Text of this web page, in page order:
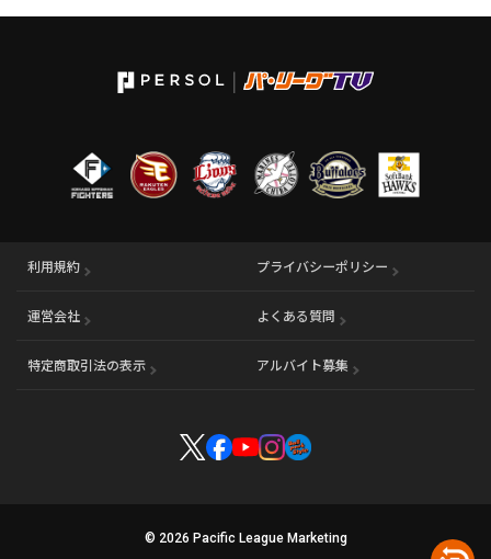
利用規約 プライバシーポリシー
運営会社 （別ウィンドウで開く） よくある質問
特定商取引法の表示 アルバイト募集 （別ウィンドウで開く
© 2026 Pacific League Marketing